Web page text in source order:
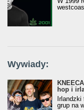
Wywiady:
hop i
grup na